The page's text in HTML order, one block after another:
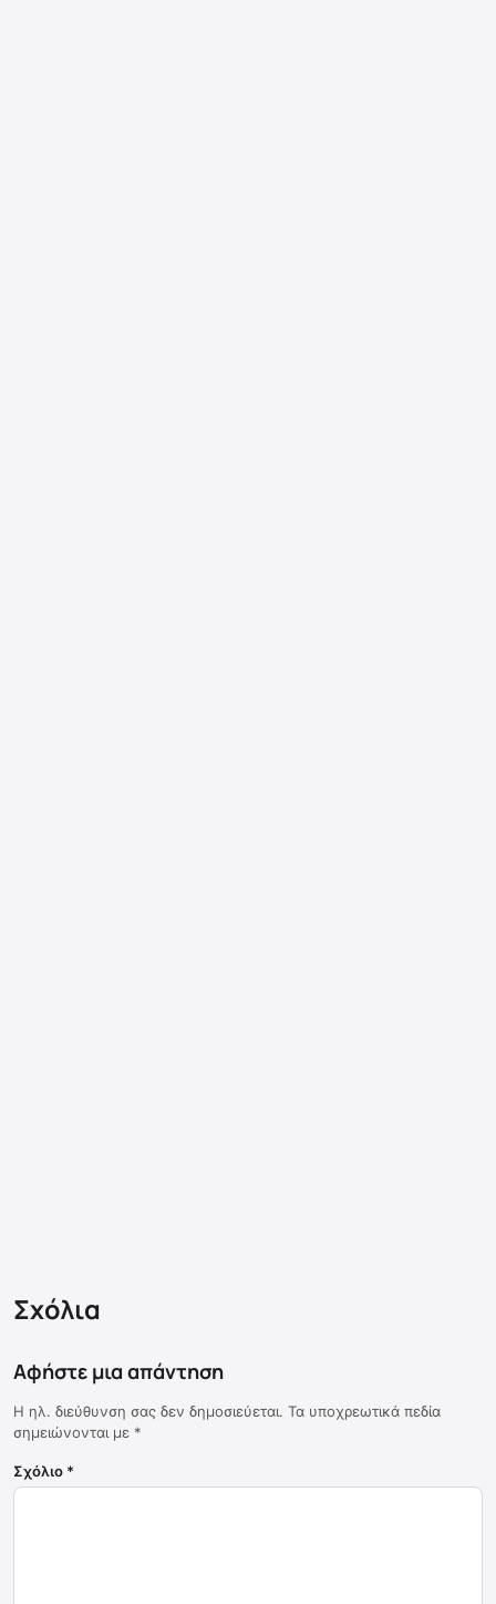
Σχόλια
Αφήστε μια απάντηση
Η ηλ. διεύθυνση σας δεν δημοσιεύεται. Τα υποχρεωτικά πεδία
σημειώνονται με *
Σχόλιο *